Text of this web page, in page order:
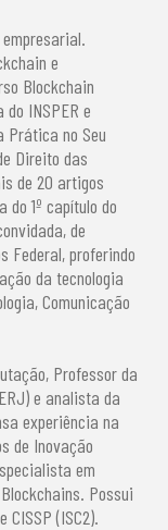
e
Blockchain
INSPER e
Prática no Seu
Direito das
de 20 artigos
1º capítulo do
de
Federal, proferindo
da tecnologia
Comunicação
Professor da
e analista da
experiência na
de Inovação
em
Possui
(ISC2).